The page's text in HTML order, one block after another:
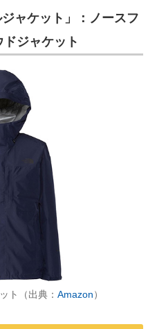
ャケット」：ノースフ
ドジャケット
ト（出典： Amazon）